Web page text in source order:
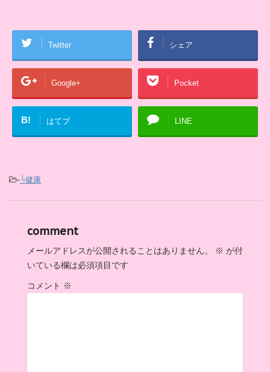
Twitter シェア
Google+ Pocket
B! はてブ LINE
- └健康
comment
メールアドレスが公開されることはありません。 ※ が付
いている欄は必須項目です
コメント ※